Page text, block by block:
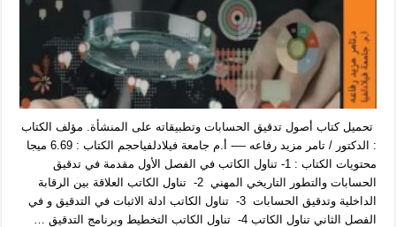
تحميل كتاب أصول تدقيق الحسابات وتطبيقاته على المنشأة. مؤلف الكتاب
: الدكتور / تامر مزيد رفاعه —- أ.م جامعة فيلادلفياحجم الكتاب : 6.69 ميجا
محتويات الكتاب : 1- تناول الكاتب في الفصل الأول مقدمة في تدقيق
الحسابات والتطور التاريخي المهني 2- تناول الكاتب العلاقة بين الرقابة
الداخلية وتدقيق الحسابات 3- تناول الكاتب ادلة الاثبات في التدقيق و في
الفصل الثاني تناول الكاتب 4- تناول الكاتب التخطيط وبرنامج التدقيق …